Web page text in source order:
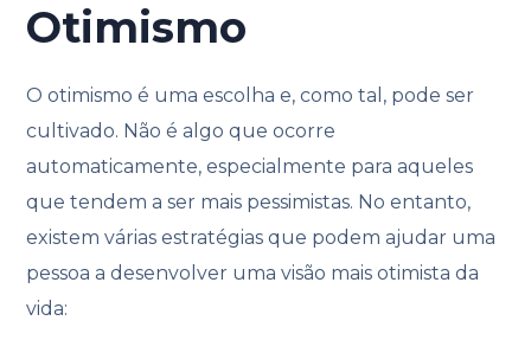
Otimismo
O otimismo é uma escolha e, como tal, pode ser
cultivado. Não é algo que ocorre
automaticamente, especialmente para aqueles
que tendem a ser mais pessimistas. No entanto,
existem várias estratégias que podem ajudar uma
pessoa a desenvolver uma visão mais otimista da
vida: